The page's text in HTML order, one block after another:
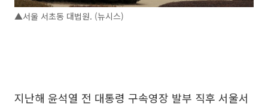
▲서울 서초동 대법원. (뉴시스)
지난해 윤석열 전 대통령 구속영장 발부 직후 서울서